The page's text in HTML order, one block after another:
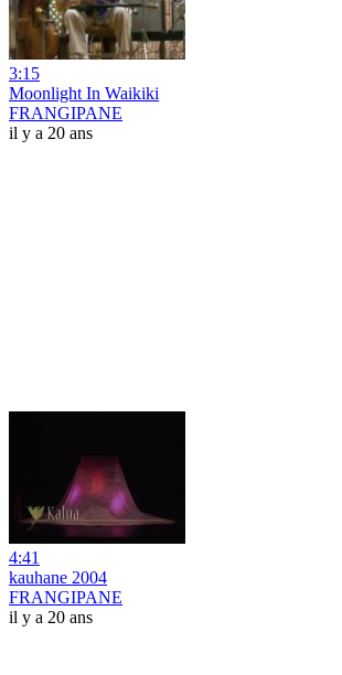
3:15
Moonlight In Waikiki
FRANGIPANE
il y a 20 ans
4:41
kauhane 2004
FRANGIPANE
il y a 20 ans